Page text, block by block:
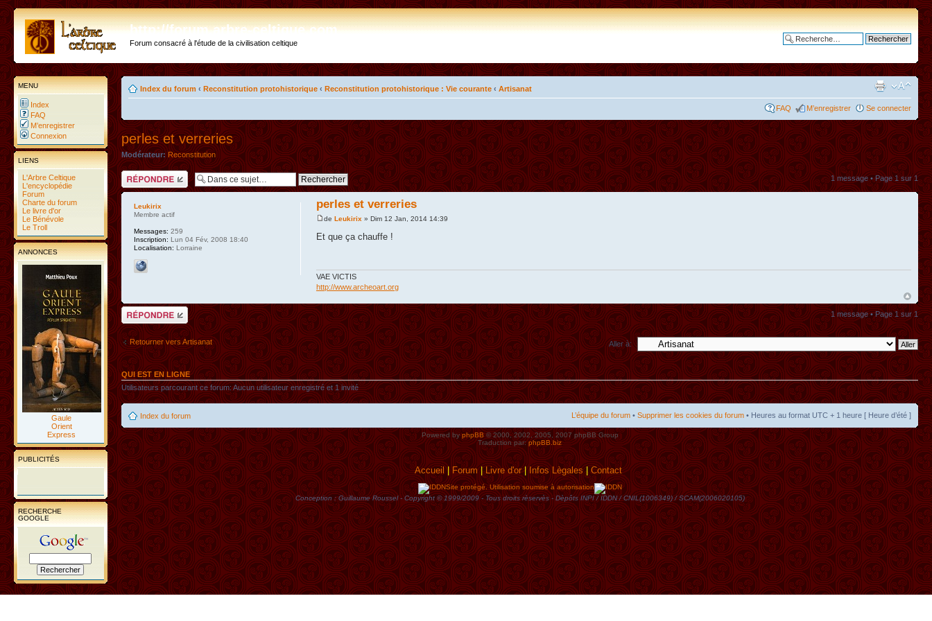
http://forum.arbre-celtique.com
Forum consacré à l'étude de la civilisation celtique
MENU
Index
FAQ
M’enregistrer
Connexion
LIENS
L'Arbre Celtique
L'encyclopédie
Forum
Charte du forum
Le livre d'or
Le Bénévole
Le Troll
ANNONCES
Gaule
Orient
Express
PUBLICITÉS
RECHERCHE
GOOGLE
Index du forum ‹ Reconstitution protohistorique ‹ Reconstitution protohistorique : Vie courante ‹ Artisanat
FAQ M’enregistrer Se connecter
perles et verreries
Modérateur: Reconstitution
Répondre 1 message • Page1sur1
perles et verreries
de Leukirix » Dim 12 Jan, 2014 14:39
Et que ça chauffe !
VAE VICTIS
http://www.archeoart.org
Leukirix
Membre actif
Messages: 259
Inscription: Lun 04 Fév, 2008 18:40
Localisation: Lorraine
Répondre 1 message • Page1sur1
Retourner vers Artisanat Aller à:
QUI EST EN LIGNE
Utilisateurs parcourant ce forum: Aucun utilisateur enregistré et 1 invité
Index du forum L’équipe du forum • Supprimer les cookies du forum • Heures au format UTC + 1 heure [ Heure d’été ]
Powered byphpBB© 2000, 2002, 2005, 2007 phpBB Group
Traduction par:phpBB.biz
Accueil| Forum|Livre d'or|Infos Lègales|Contact
Site protégé. Utilisation soumise à autorisation
Conception : Guillaume Roussel - Copyright © 1999/2009 - Tous droits rèservès - Dèpôts INPI / IDDN / CNIL(1006349) / SCAM(2006020105)